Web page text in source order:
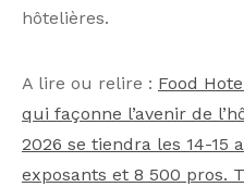
hôtelières.
A lire ou relire : Food
qui façonne l’avenir de
2026 se tiendra les 14-15
exposants et 8 500 pros.